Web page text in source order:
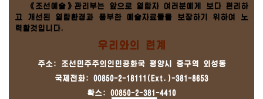
《조선예술》관리부는 앞으로 열람자 여러분에게 보다 편리하
고 개선된 열람환경과 풍부한 예술자료들을 보장하기 위하여 노
력할것입니다.
우리와의 련계
주소: 조선민주주의인민공화국 평양시 중구역 외성동
국제전화: 00850-2-18111(Ext.)-381-8653
확스: 00850-2-381-4410